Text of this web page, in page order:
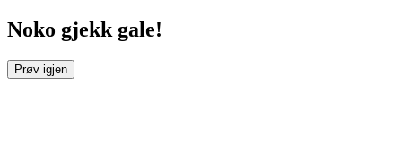
Noko gjekk gale!
Prøv igjen